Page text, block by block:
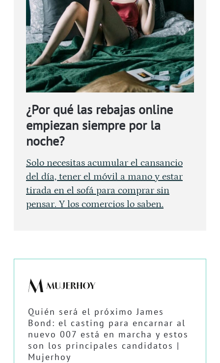
¿Por qué las rebajas online
empiezan siempre por la
noche?
Solo necesitas acumular el cansancio
del día, tener el móvil a mano y estar
tirada en el sofá para comprar sin
pensar. Y los comercios lo saben.
Quién será el próximo James
Bond: el casting para encarnar al
nuevo 007 está en marcha y estos
son los principales candidatos |
Mujerhoy